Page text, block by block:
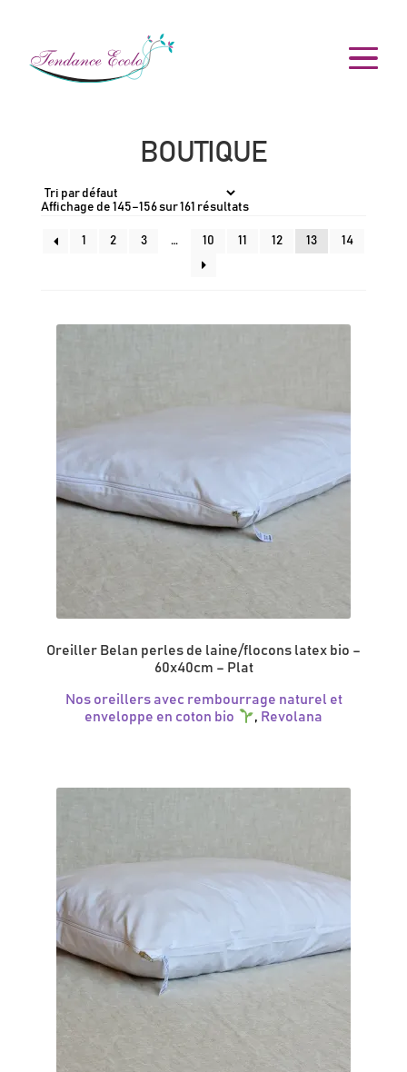
BOUTIQUE
Affichage de 145–156 sur 161 résultats
1 2 3 … 10 11 12 13 14
Oreiller Belan perles de laine/flocons latex bio –
60x40cm – Plat
Nos oreillers avec rembourrage naturel et
enveloppe en coton bio
, Revolana